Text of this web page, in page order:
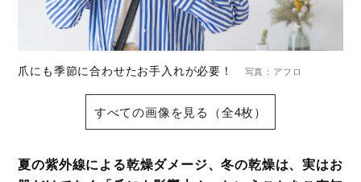
爪にも季節に合わせたお手入れが必要！ 写真：アフロ
すべての画像を見る（全4枚）
夏の紫外線による乾燥ダメージ、冬の乾燥は、実はお